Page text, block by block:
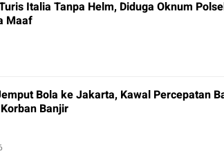
Italia Tanpa Helm, Diduga Oknum
Maaf
Bola ke Jakarta, Kawal Percepatan
Banjir